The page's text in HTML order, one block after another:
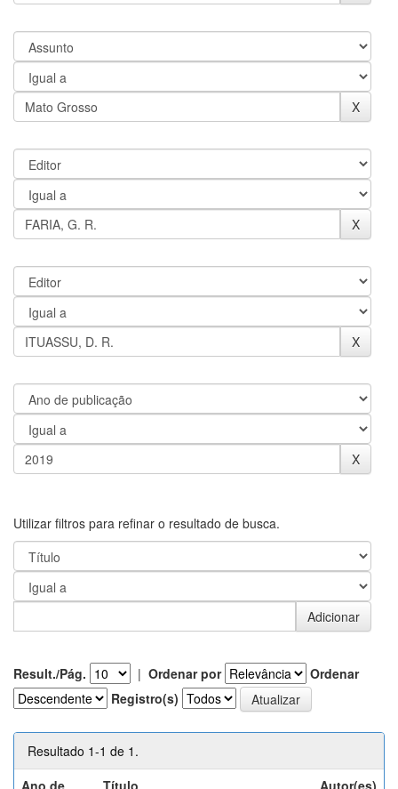
Utilizar filtros para refinar o resultado de busca.
Result./Pág. | Ordenar por
Ordenar
Registro(s)
Resultado 1-1 de 1.
Ano de
Título Autor(es)